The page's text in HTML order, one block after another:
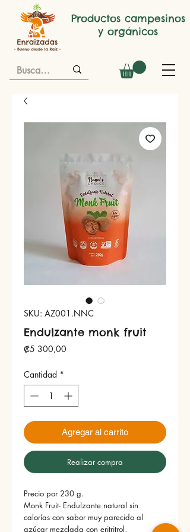
Productos campesinos
y orgánicos
SKU: AZ001.NNC
Endulzante monk fruit
₡5 300,00
Cantidad *
Agregar al carrito
Realizar compra
Precio por 230 g.
Monk Fruit- Endulzante natural sin
calorías con sabor muy parecido al
azúcar mezclada con eritritrol,